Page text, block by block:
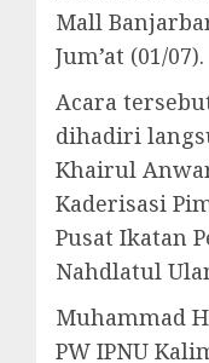
Mall
Jum’at (01/07).
Acara
dihadiri
Khairul
Kaderisasi
Pusat Ikatan
Nahdlatul
Muhammad
PW IPNU